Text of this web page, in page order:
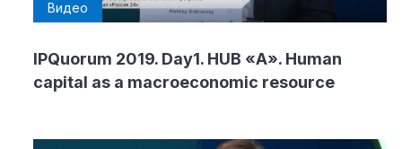
Видео
IPQuorum 2019. Day1. HUB «А». Human
capital as a macroeconomic resource